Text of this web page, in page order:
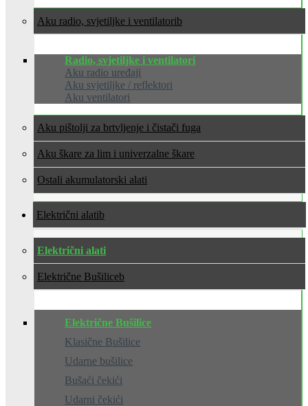
Aku radio, svjetiljke i ventilatori
Radio, svjetiljke i ventilatori
Aku radio uređaji
Aku svjetiljke / reflektori
Aku ventilatori
Aku pištolji za brtvljenje i čistači fuga
Aku škare za lim i univerzalne škare
Ostali akumulatorski alati
Električni alati
Električni alati
Električne Bušilice
Električne Bušilice
Klasične Bušilice
Udarne bušilice
Bušaći čekići
Udarni čekići